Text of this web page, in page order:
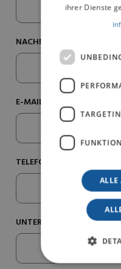
NACHNAME*
E-MAIL*
TELEFONNUMMER*
UNTERNEHMEN/
ihrer Dienste
ALLE